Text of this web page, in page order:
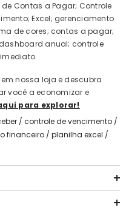
Contas a Pagar; Controle
Excel; gerenciamento
de cores; contas a pagar;
anual; controle
nossa loja e descubra
você a economizar e
para explorar!
/ controle de vencimento /
financeiro / planilha excel /